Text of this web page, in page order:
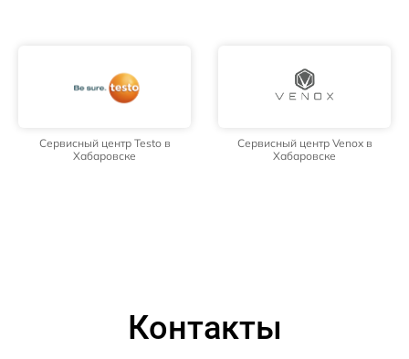
Сервисный центр Testo в
Хабаровске
Сервисный центр Venox в
Хабаровске
Контакты